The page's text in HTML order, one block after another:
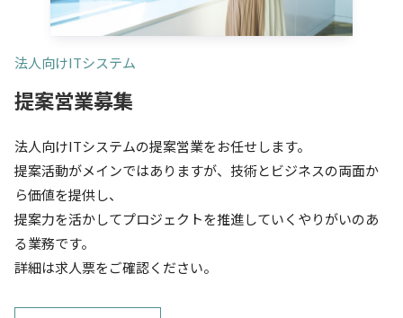
法人向けITシステム
提案営業募集
法人向けITシステムの提案営業をお任せします。
提案活動がメインではありますが、技術とビジネスの両面か
ら価値を提供し、
提案力を活かしてプロジェクトを推進していくやりがいのあ
る業務です。
詳細は求人票をご確認ください。